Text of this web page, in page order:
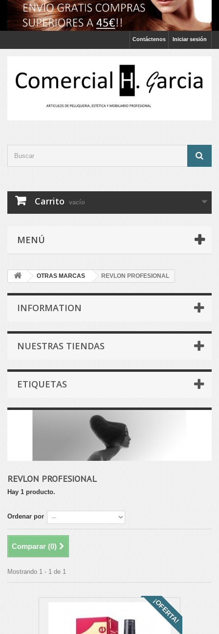
Iniciar sesión
Contáctenos
Carrito vacío
MENÚ
OTRAS MARCAS REVLON PROFESIONAL
INFORMATION
NUESTRAS TIENDAS
ETIQUETAS
REVLON PROFESIONAL
Hay 1 producto.
Ordenar por
Comparar (0)
Mostrando 1 - 1 de 1
¡OFERTA!